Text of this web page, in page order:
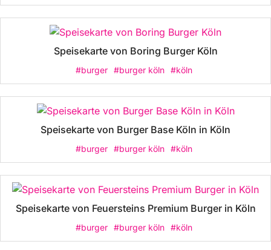
Speisekarte von Boring Burger Köln
#burger #burger köln #köln
Speisekarte von Burger Base Köln in Köln
#burger #burger köln #köln
Speisekarte von Feuersteins Premium Burger in Köln
#burger #burger köln #köln